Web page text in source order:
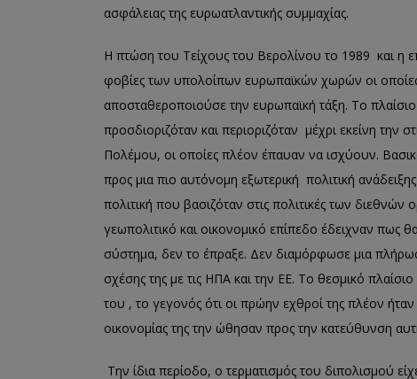
ασφάλειας της ευρωατλαντικής συμμαχίας.
Η πτώση του Τείχους του Βερολίνου το 1989 και η
φοβίες των υπολοίπων ευρωπαϊκών χωρών οι
αποσταθεροποιούσε την ευρωπαϊκή τάξη. Το πλαίσιο
προσδιοριζόταν και περιοριζόταν μέχρι εκείνη την
Πολέμου, οι οποίες πλέον έπαυαν να ισχύουν.
προς μια πιο αυτόνομη εξωτερική πολιτική
πολιτική που βασιζόταν στις πολιτικές των
γεωπολιτικό και οικονομικό επίπεδο έδειχναν πως
σύστημα, δεν το έπραξε. Δεν διαμόρφωσε μια
σχέσης της με τις ΗΠΑ και την ΕΕ. Το θεσμικό
του , το γεγονός ότι οι πρώην εχθροί της πλέον
οικονομίας της την ώθησαν προς την κατεύθυνση
Την ίδια περίοδο, ο τερματισμός του διπολισμού